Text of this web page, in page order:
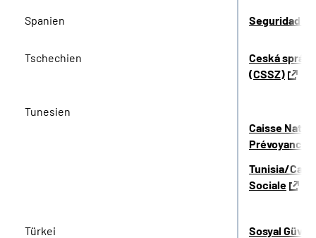
Spanien Seguridad
Tschechien
Ceská
(CSSZ)
Tunesien
Caisse
Prévoyance
Tunisia/
Sociale
Türkei Sosyal